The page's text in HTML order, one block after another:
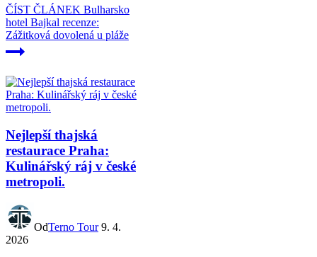
ČÍST ČLÁNEK Bulharsko
hotel Bajkal recenze:
Zážitková dovolená u pláže
Nejlepší thajská
restaurace Praha:
Kulinářský ráj v české
metropoli.
OdTerno Tour 9. 4.
2026